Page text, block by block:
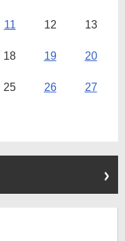
11 12 13
18 19 20
25 26 27